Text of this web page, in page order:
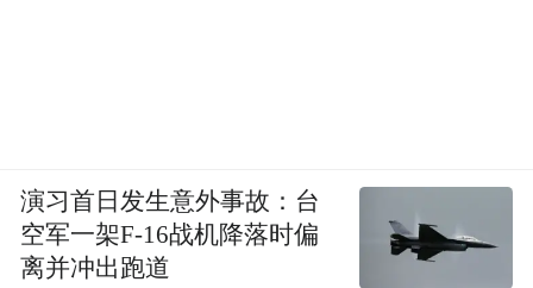
演习首日发生意外事故：台
空军一架F-16战机降落时偏
离并冲出跑道